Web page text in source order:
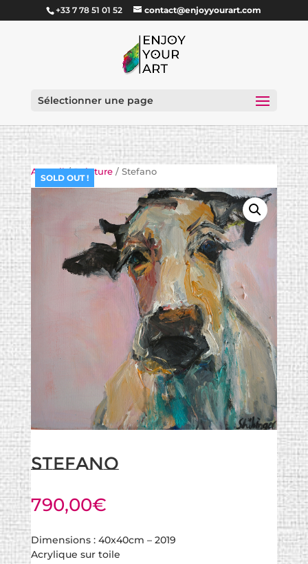
+33 7 78 51 01 52 contact@enjoyyourart.com
Sélectionner une page
SOLD OUT !
Accueil/Peinture/ Stefano
Stefano
790,00€
Dimensions : 40x40cm – 2019
Acrylique sur toile